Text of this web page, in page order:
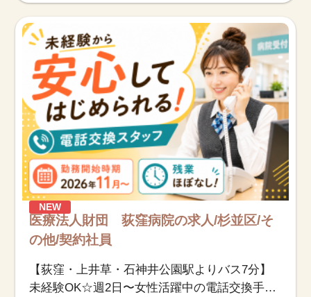
NEW
医療法人財団 荻窪病院の求人/杉並区/そ
の他/契約社員
【荻窪・上井草・石神井公園駅よりバス7分】
未経験OK☆週2日〜女性活躍中の電話交換手／